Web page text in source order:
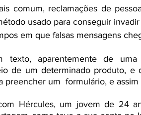
comum, reclamações de
usado para conseguir
em que falsas mensagens
aparentemente de uma
de um determinado produto, e
preencher um  formulário, e
Hércules, um jovem de 24